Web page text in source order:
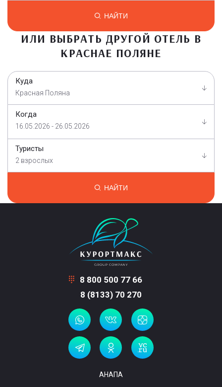
НАЙТИ
ИЛИ ВЫБРАТЬ ДРУГОЙ ОТЕЛЬ В
КРАСНАЕ ПОЛЯНЕ
Куда
Красная Поляна
Когда
16.05.2026 - 26.05.2026
Туристы
2 взрослых
НАЙТИ
8 800 500 77 66
8 (8133) 70 270
АНАПА